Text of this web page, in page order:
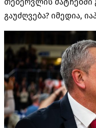
გაუძღვება? იმედია,